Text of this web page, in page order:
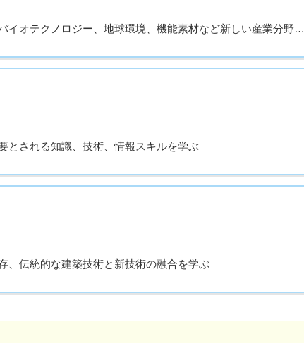
イオテクノロジー、地球環境、機能素材など新しい産業分野…
とされる知識、技術、情報スキルを学ぶ
、伝統的な建築技術と新技術の融合を学ぶ